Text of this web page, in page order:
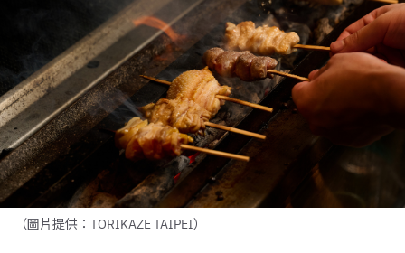
（圖片提供：TORIKAZE TAIPEI）